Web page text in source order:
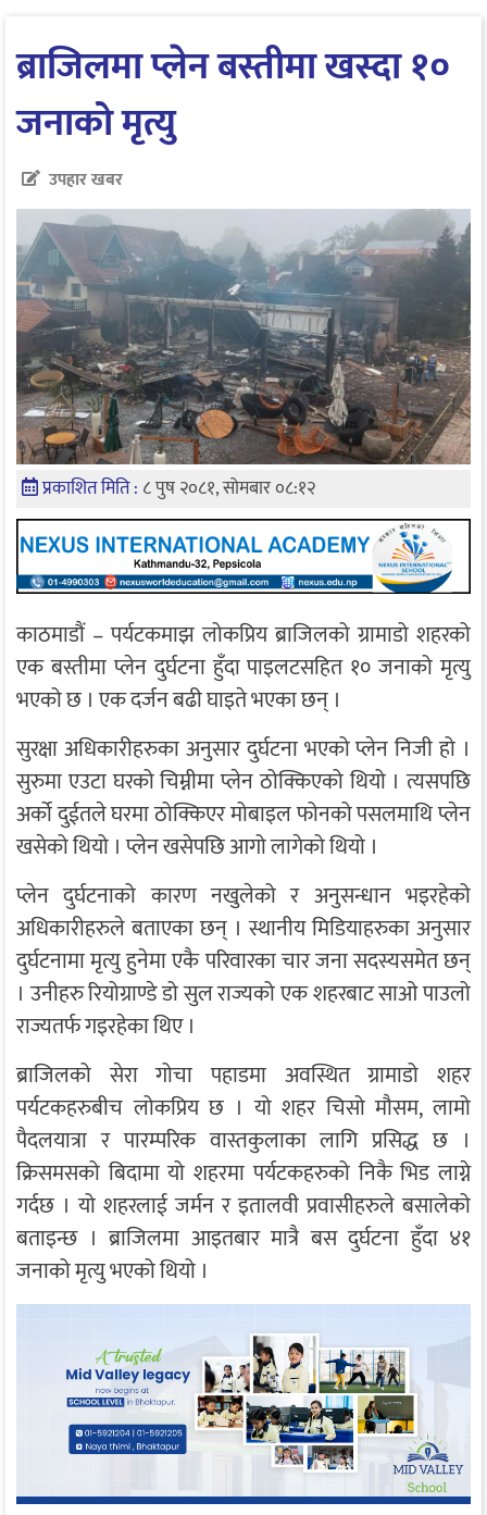
ब्राजिलमा प्लेन बस्तीमा खस्दा १०
जनाको मृत्यु
उपहार खबर
प्रकाशित मिति : ८ पुष २०८१, सोमबार ०८:१२
काठमाडौं – पर्यटकमाझ लोकप्रिय ब्राजिलको ग्रामाडो शहरको
एक बस्तीमा प्लेन दुर्घटना हुँदा पाइलटसहित १० जनाको मृत्यु
भएको छ । एक दर्जन बढी घाइते भएका छन् ।
सुरक्षा अधिकारीहरुका अनुसार दुर्घटना भएको प्लेन निजी हो ।
सुरुमा एउटा घरको चिम्नीमा प्लेन ठोक्किएको थियो । त्यसपछि
अर्को दुईतले घरमा ठोक्किएर मोबाइल फोनको पसलमाथि प्लेन
खसेको थियो । प्लेन खसेपछि आगो लागेको थियो ।
प्लेन दुर्घटनाको कारण नखुलेको र अनुसन्धान भइरहेको
अधिकारीहरुले बताएका छन् । स्थानीय मिडियाहरुका अनुसार
दुर्घटनामा मृत्यु हुनेमा एकै परिवारका चार जना सदस्यसमेत छन्
। उनीहरु रियोग्राण्डे डो सुल राज्यको एक शहरबाट साओ पाउलो
राज्यतर्फ गइरहेका थिए ।
ब्राजिलको सेरा गोचा पहाडमा अवस्थित ग्रामाडो शहर
पर्यटकहरुबीच लोकप्रिय छ । यो शहर चिसो मौसम, लामो
पैदलयात्रा र पारम्परिक वास्तकुलाका लागि प्रसिद्ध छ ।
क्रिसमसको बिदामा यो शहरमा पर्यटकहरुको निकै भिड लाग्ने
गर्दछ । यो शहरलाई जर्मन र इतालवी प्रवासीहरुले बसालेको
बताइन्छ । ब्राजिलमा आइतबार मात्रै बस दुर्घटना हुँदा ४१
जनाको मृत्यु भएको थियो ।